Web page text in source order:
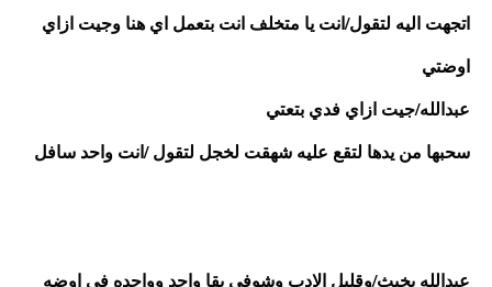
اوضتي
عبدالله/جيت ازاي فدي بتعتي
سحبها من يدها لتقع عليه شهقت لخجل لتقول /انت واحد سافل